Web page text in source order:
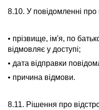
8.10. У повідомленні про
• прізвище, ім'я, по
відмовляє у доступі;
• дата відправки
• причина відмови.
8.11. Рішення про